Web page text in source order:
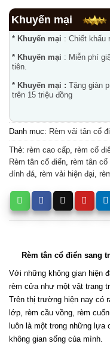
Khuyến mại
* Khuyến mại : Chiết khấu
* Khuyến mại : Miễn phí
tiên.
* Khuyến mại : Tặng giàn
trên 15 triệu đồng
Danh mục: Rèm vải tân cổ
Thẻ: rèm cao cấp rèm cổ
Rèm tân cổ điển rèm tân cổ
đính đá rèm vải hiện đại
Rèm tân cổ điển sang
Với những không gian hiện
rèm cửa như một vật trang
Trên thị trường hiện nay có
lớp, rèm cầu vồng, rèm
luôn là một trong những lựa
không gian sống của mình.